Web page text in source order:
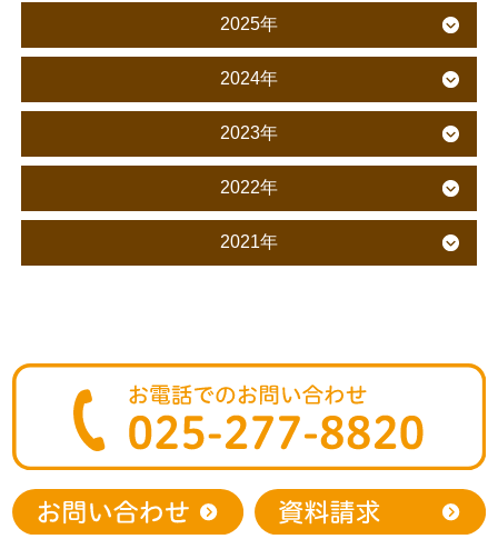
2025年
2024年
2023年
2022年
2021年